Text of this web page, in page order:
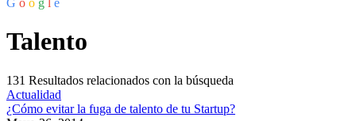
Talento
131 Resultados relacionados con la búsqueda
Actualidad
¿Cómo evitar la fuga de talento de tu Startup?